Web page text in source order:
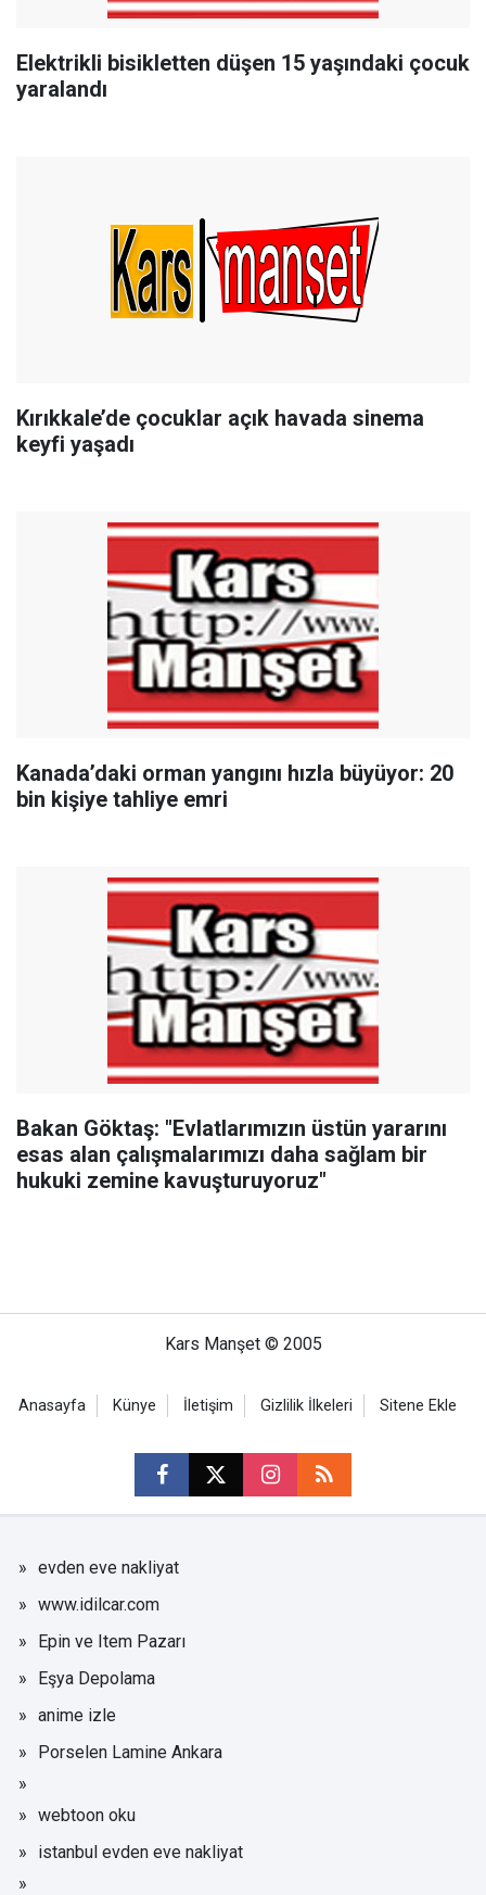
Elektrikli bisikletten düşen 15 yaşındaki çocuk
yaralandı
Kırıkkale’de çocuklar açık havada sinema
keyfi yaşadı
Kanada’daki orman yangını hızla büyüyor: 20
bin kişiye tahliye emri
Bakan Göktaş: "Evlatlarımızın üstün yararını
esas alan çalışmalarımızı daha sağlam bir
hukuki zemine kavuşturuyoruz"
Kars Manşet © 2005
Anasayfa Künye İletişim Gizlilik İlkeleri Sitene Ekle
evden eve nakliyat
www.idilcar.com
Epin ve Item Pazarı
Eşya Depolama
anime izle
Porselen Lamine Ankara
webtoon oku
istanbul evden eve nakliyat